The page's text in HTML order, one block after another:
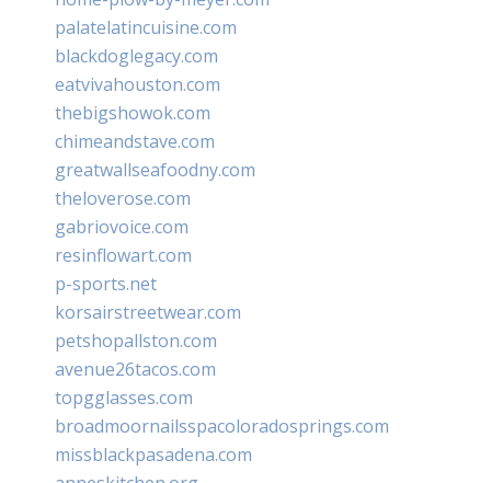
palatelatincuisine.com
blackdoglegacy.com
eatvivahouston.com
thebigshowok.com
chimeandstave.com
greatwallseafoodny.com
theloverose.com
gabriovoice.com
resinflowart.com
p-sports.net
korsairstreetwear.com
petshopallston.com
avenue26tacos.com
topgglasses.com
broadmoornailsspacoloradosprings.com
missblackpasadena.com